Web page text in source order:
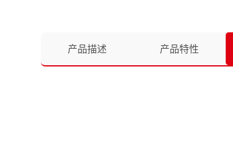
产品描述 产品特性